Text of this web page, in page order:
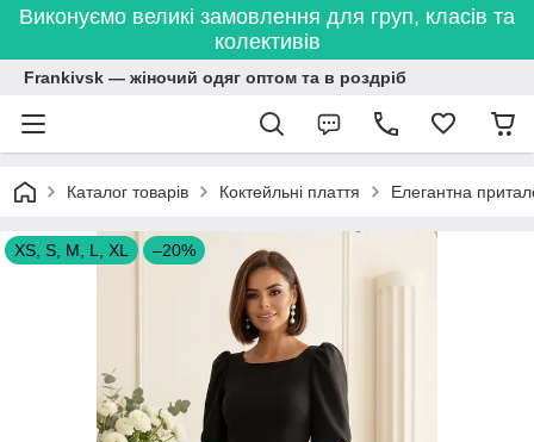
Виконуємо великі замовлення для груп, класів та
колективів
Frankivsk — жіночий одяг оптом та в роздріб
Каталог товарів Коктейльні плаття Елегантна
XS, S, M, L, XL –20%